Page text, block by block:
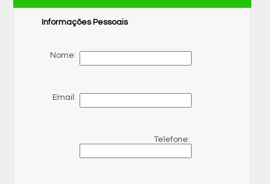
Informações Pessoais
Nome:
Email:
Telefone: